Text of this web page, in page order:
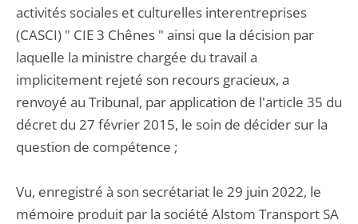
activités sociales et culturelles interentreprises
(CASCI) " CIE 3 Chênes " ainsi que la décision par
laquelle la ministre chargée du travail a
implicitement rejeté son recours gracieux, a
renvoyé au Tribunal, par application de l'article 35 du
décret du 27 février 2015, le soin de décider sur la
question de compétence ;
Vu, enregistré à son secrétariat le 29 juin 2022, le
mémoire produit par la société Alstom Transport SA